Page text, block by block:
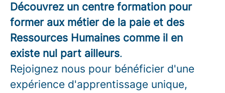
Découvrez un centre formation pour
former aux métier de la paie et des
Ressources Humaines comme il en
existe nul part ailleurs.
Rejoignez nous pour bénéficier d'une
expérience d'apprentissage unique,